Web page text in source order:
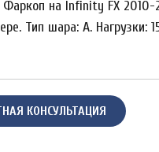
на Infinity FX 2010-
Тип шара: A. Нагрузки:
КОНСУЛЬТАЦИЯ